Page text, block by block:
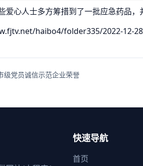
爱心人士多方筹措到了一批应急药品
haibo4/folder335/2022-12-
党员诚信示范企业荣誉
快速导航
首页